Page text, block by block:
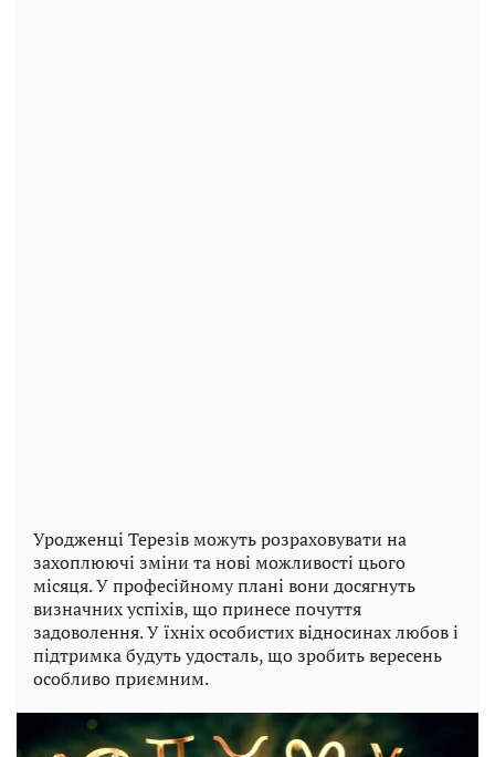
Уродженці Терезів можуть розраховувати на
захоплюючі зміни та нові можливості цього
місяця. У професійному плані вони досягнуть
визначних успіхів, що принесе почуття
задоволення. У їхніх особистих відносинах любов і
підтримка будуть удосталь, що зробить вересень
особливо приємним.